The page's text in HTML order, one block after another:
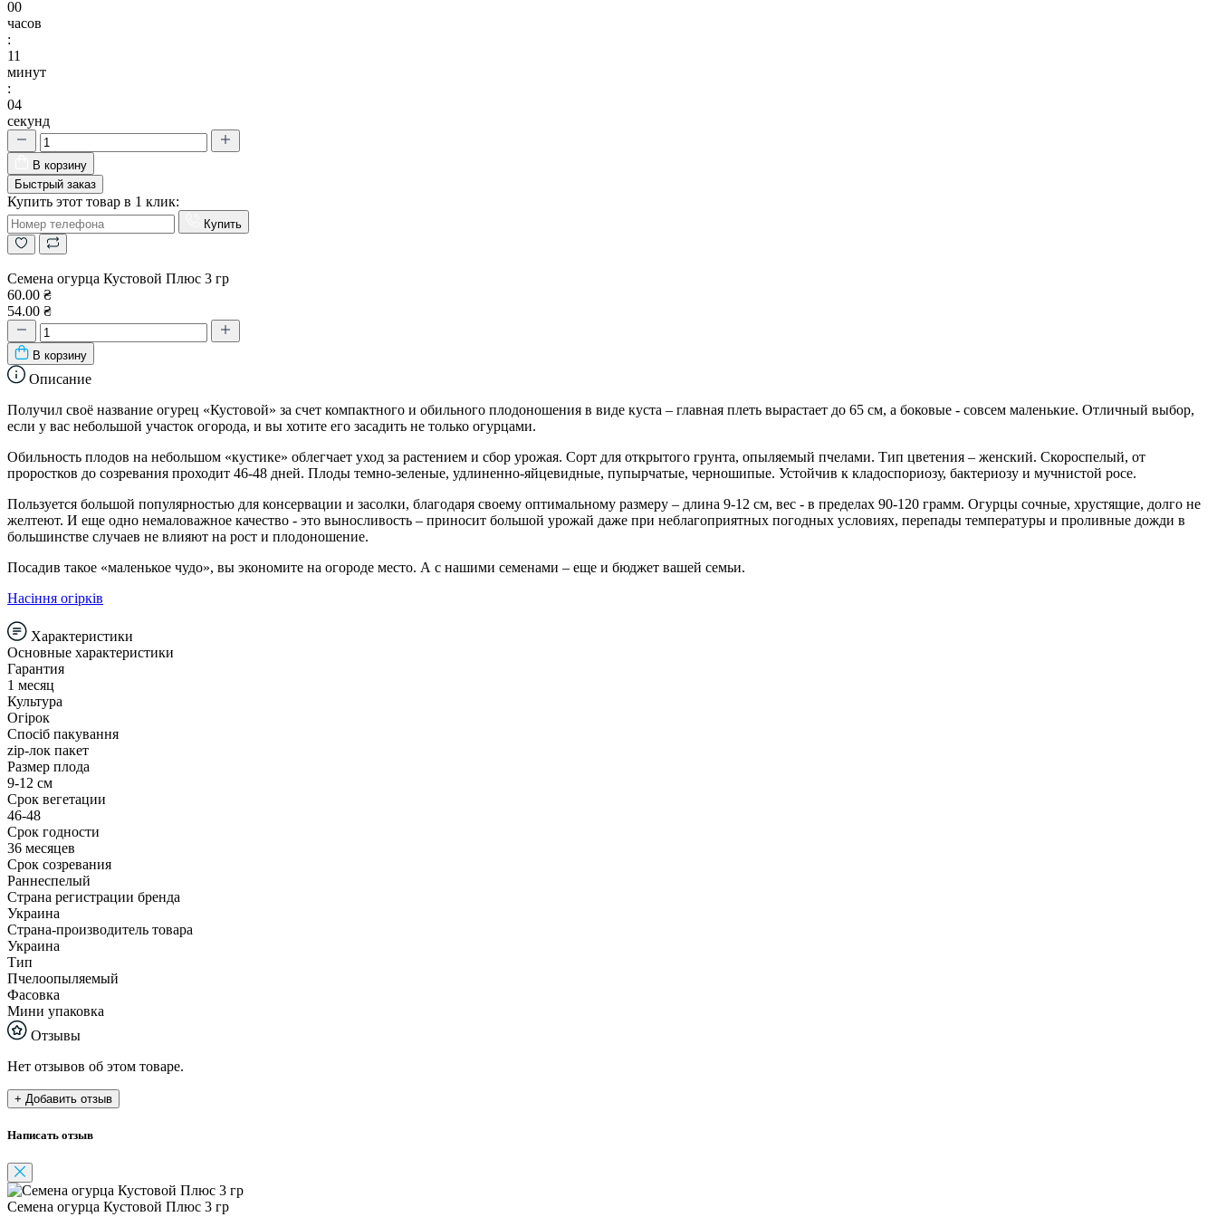
00
часов
:
11
минут
:
03
секунд
В корзину
Быстрый заказ
Купить этот товар в 1 клик:
Купить
Семена огурца Кустовой Плюс 3 гр
60.00 ₴
54.00 ₴
В корзину
Описание
Получил своё название огурец «Кустовой» за счет компактного и обильного плодоношения в виде куста – главная плеть вырастает до 65 см, а боковые - совсем маленькие. Отличный выбор,
если у вас небольшой участок огорода, и вы хотите его засадить не только огурцами.
Обильность плодов на небольшом «кустике» облегчает уход за растением и сбор урожая. Сорт для открытого грунта, опыляемый пчелами. Тип цветения – женский. Скороспелый, от
проростков до созревания проходит 46-48 дней. Плоды темно-зеленые, удлиненно-яйцевидные, пупырчатые, черношипые. Устойчив к кладоспориозу, бактериозу и мучнистой росе.
Пользуется большой популярностью для консервации и засолки, благодаря своему оптимальному размеру – длина 9-12 см, вес - в пределах 90-120 грамм. Огурцы сочные, хрустящие, долго не
желтеют. И еще одно немаловажное качество - это выносливость – приносит большой урожай даже при неблагоприятных погодных условиях, перепады температуры и проливные дожди в
большинстве случаев не влияют на рост и плодоношение.
Посадив такое «маленькое чудо», вы экономите на огороде место. А с нашими семенами – еще и бюджет вашей семьи.
Насіння огірків
Характеристики
Основные характеристики
Гарантия
1 месяц
Культура
Огірок
Спосіб пакування
zip-лок пакет
Размер плода
9-12 см
Срок вегетации
46-48
Срок годности
36 месяцев
Срок созревания
Раннеспелый
Страна регистрации бренда
Украина
Страна-производитель товара
Украина
Тип
Пчелоопыляемый
Фасовка
Мини упаковка
Отзывы
Нет отзывов об этом товаре.
+ Добавить отзыв
Написать отзыв
Семена огурца Кустовой Плюс 3 гр